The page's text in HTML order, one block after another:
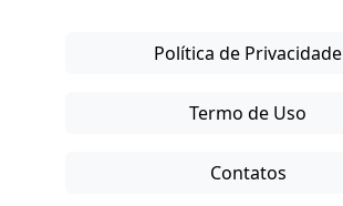
Política de Privacidade
Termo de Uso
Contatos